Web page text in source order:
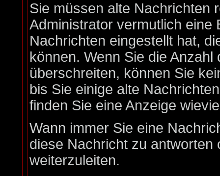
Sie müssen alte Nachrichten
Administrator vermutlich eine
Nachrichten eingestellt hat,
können. Wenn Sie die
überschreiten, können Sie
bis Sie einige alte
finden Sie eine Anzeige
Wann immer Sie eine
diese Nachricht zu
weiterzuleiten.